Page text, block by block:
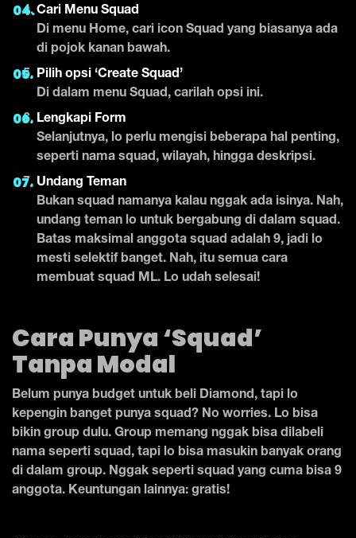
Cari Menu Squad
Di menu Home, cari icon Squad yang biasanya ada
di pojok kanan bawah.
Pilih opsi ‘Create Squad’
Di dalam menu Squad, carilah opsi ini.
Lengkapi Form
Selanjutnya, lo perlu mengisi beberapa hal penting,
seperti nama squad, wilayah, hingga deskripsi.
Undang Teman
Bukan squad namanya kalau nggak ada isinya. Nah,
undang teman lo untuk bergabung di dalam squad.
Batas maksimal anggota squad adalah 9, jadi lo
mesti selektif banget. Nah, itu semua cara
membuat squad ML. Lo udah selesai!
Cara Punya ‘Squad’
Tanpa Modal
Belum punya budget untuk beli Diamond, tapi lo
kepengin banget punya squad? No worries. Lo bisa
bikin group dulu. Group memang nggak bisa dilabeli
nama seperti squad, tapi lo bisa masukin banyak orang
di dalam group. Nggak seperti squad yang cuma bisa 9
anggota. Keuntungan lainnya: gratis!